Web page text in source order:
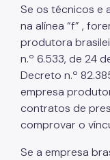
Se os técnicos e
na alínea “f” ,
produtora
n.º 6.533, de 24
Decreto n.º
empresa
contratos de
comprovar o
Se a empresa